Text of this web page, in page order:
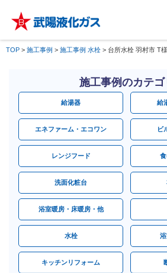
TOP > 施工事例 > 施工事例 水栓 > 台所水栓 羽村市 T
施工事例のカテゴ
給湯器 給
エネファーム・エコワン ビ
レンジフード
洗面化粧台
浴室暖房・床暖房・他
水栓
キッチンリフォーム